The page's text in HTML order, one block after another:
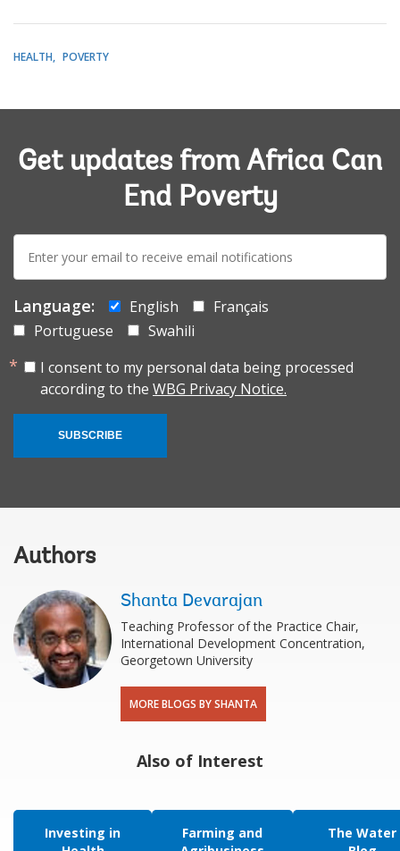
HEALTH POVERTY
Get updates from Africa Can
End Poverty
E-
mail:
Language: English
Français
Portuguese
Swahili
I consent to my personal data being processed
according to the WBG Privacy Notice.
SUBSCRIBE
Authors
Shanta Devarajan
Teaching Professor of the Practice Chair,
International Development Concentration,
Georgetown University
MORE BLOGS BY SHANTA
Also of Interest
Investing in
Farming and
The Water